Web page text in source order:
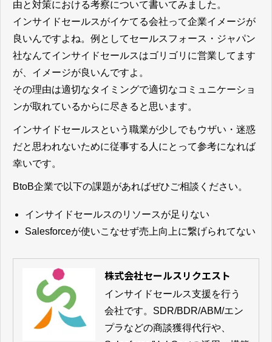
由と対策における考察について書いてみました。
インサイドセールスがイケてる会社って企業イメージが
良いんですよね。例としてセールスフォース・ジャパン
社なんてインサイドセールスはゴリゴリに営業してます
が、イメージが良いんですよ。
その理由は適切なタイミングで適切なコミュニケーショ
ンが取れているからに尽きると思います。
インサイドセールスという職業が少しでもウザい・迷惑
だと思われないために従事する人にとって参考になれば
幸いです。
BtoB企業で以下の課題があればぜひご相談ください。
インサイドセールスのリソースが足りない
Salesforceが使いこなせず売上向上に繋げられてない
株式会社セールスリクエスト
インサイドセールス支援を行う
会社です。SDR/BDR/ABM/エン
プラなどの商談獲得代行や、